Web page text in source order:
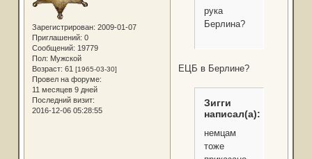
Зарегистрирован: 2009-01-07
Приглашений: 0
Сообщений: 19779
Пол: Мужской
Возраст: 61 [1965-03-30]
Провел на форуме:
11 месяцев 9 дней
Последний визит:
2016-12-06 05:28:55
pука
Берлина?
ЕЦБ в Берлине?
Зигги
написал(а):
немцaм
тоже